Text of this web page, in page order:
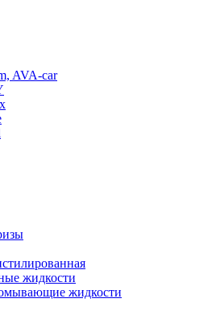
AVA-car
жидкости
жидкости